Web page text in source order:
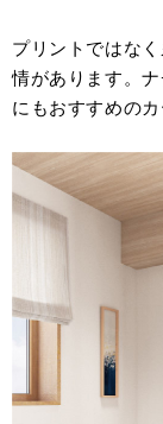
プリントではな
情があります。
にもおすすめのカ